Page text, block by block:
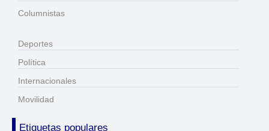
Columnistas
Deportes
Política
Internacionales
Movilidad
Etiquetas populares